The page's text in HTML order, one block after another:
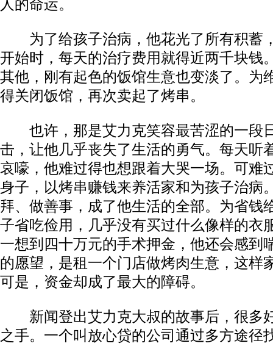
人的命运。
为了给孩子治病，他花光了所有积蓄
开始时，每天的治疗费用就得近两千块钱
其他，刚有起色的饭馆生意也变淡了。为
得关闭饭馆，再次卖起了烤串。
也许，那是艾力克笑容最苦涩的一段
击，让他几乎丧失了生活的勇气。每天听
哀嚎，他难过得也想跟着大哭一场。可难
身子，以烤串赚钱来养活家和为孩子治病
拜、做善事，成了他生活的全部。为省钱
子省吃俭用，几乎没有买过什么像样的衣
一想到四十万元的手术押金，他还会感到
的愿望，是租一个门店做烤肉生意，这样
可是，资金却成了最大的障碍。
新闻登出艾力克大叔的故事后，很多
之手。一个叫放心贷的公司通过多方途径
动物系恋人啊 | 钟欣潼体验爱情哲学 南